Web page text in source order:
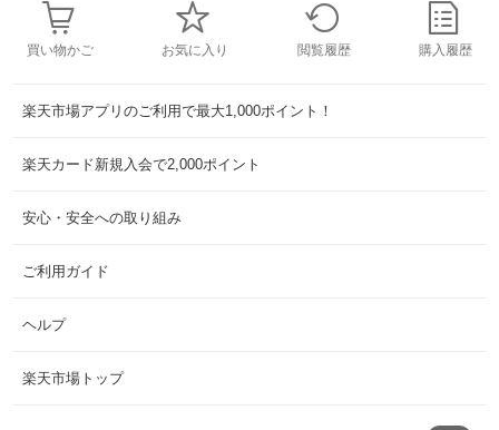
買い物かご お気に入り 閲覧履歴 購入履歴
楽天市場アプリのご利用で最大1,000ポイント！
楽天カード新規入会で2,000ポイント
安心・安全への取り組み
ご利用ガイド
ヘルプ
楽天市場トップ